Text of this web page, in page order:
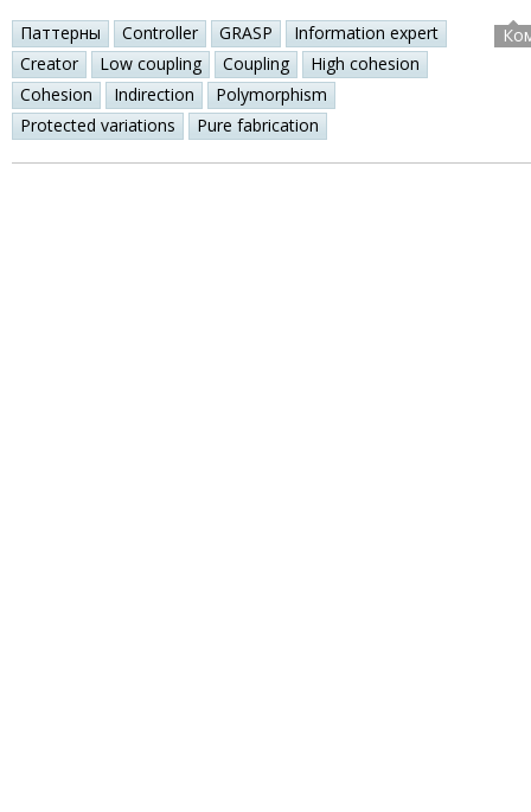
Паттерны Controller GRASP
Information expert
Creator
Low coupling Coupling
High cohesion
Cohesion
Indirection
Polymorphism
Protected variations
Pure fabrication